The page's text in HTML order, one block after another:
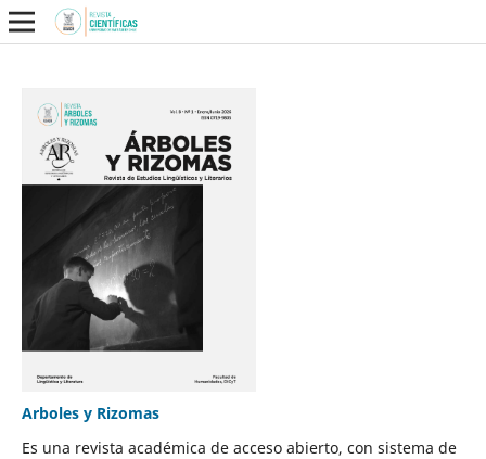
Arboles y Rizomas
Es una revista académica de acceso abierto, con sistema de